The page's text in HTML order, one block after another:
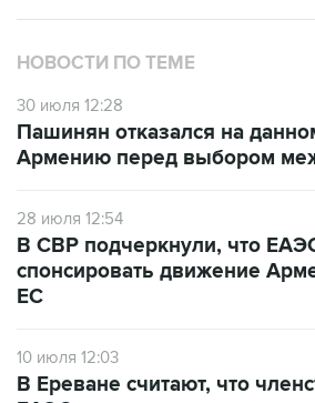
НОВОСТИ ПО ТЕМЕ
30 июля 12:28
Пашинян отказался на
Армению перед выбором
28 июля 12:54
В СВР подчеркнули, что
спонсировать движение
ЕС
10 июля 12:03
В Ереване считают, что